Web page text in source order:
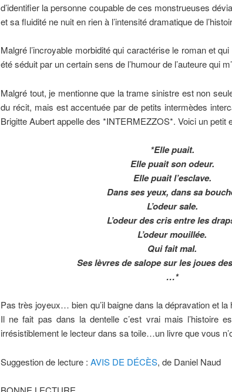
d’identifier la personne coupable de ces monstrueuses
et sa fluidité ne nuit en rien à l’intensité dramatique de
Malgré l’incroyable morbidité qui caractérise le roman et
été séduit par un certain sens de l’humour de l’auteure qui
Malgré tout, je mentionne que la trame sinistre est non
du récit, mais est accentuée par de petits intermèdes
Brigitte Aubert appelle des *INTERMEZZOS*. Voici un petit
*Elle puait.
Elle puait son odeur.
Elle puait l’esclave.
Dans ses yeux, dans sa
L’odeur sale.
L’odeur des cris entre les
L’odeur mouillée.
Qui fait mal.
Ses lèvres de salope sur les joues
…*
Pas très joyeux… bien qu’il baigne dans la dépravation et
Il ne fait pas dans la dentelle c’est vrai mais l’histoire
irrésistiblement le lecteur dans sa toile…un livre que vous
Suggestion de lecture : AVIS DE DÉCÈS, de Daniel Naud